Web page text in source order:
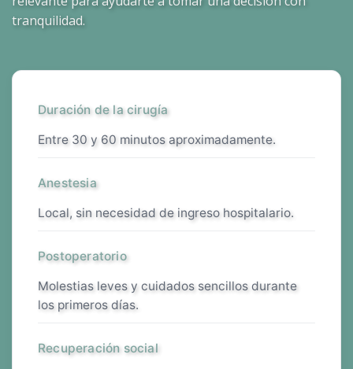
tranquilidad.
Duración de la cirugía
entre 30 y 60 minutos aproximadamente.
Anestesia
local, sin necesidad de ingreso hospitalario.
Postoperatorio
molestias leves y cuidados sencillos durante
los primeros días.
Recuperación social